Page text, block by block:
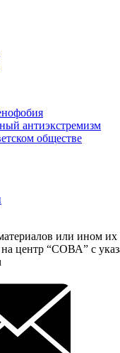
антиэкстремизм
обществе
или ином их
центр “СОВА” с